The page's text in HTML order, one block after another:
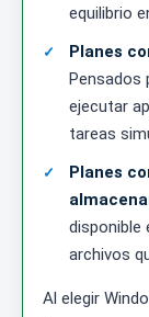
equilibrio
Planes
Pensados
ejecutar
tareas
Planes
disponible
archivos
Al elegir